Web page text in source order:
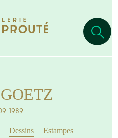
1989
Dessins Estampes